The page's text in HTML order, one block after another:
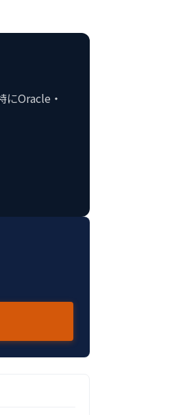
にOracle・